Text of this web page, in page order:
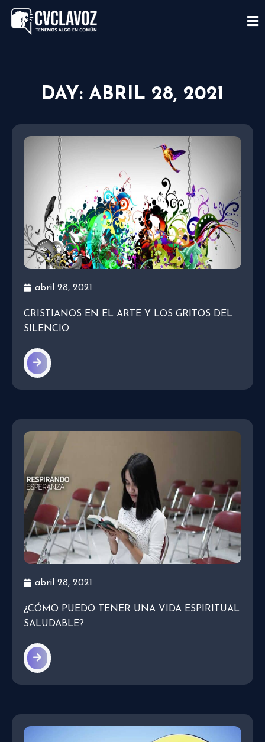
DAY: ABRIL 28, 2021
abril 28, 2021
CRISTIANOS EN EL ARTE Y LOS GRITOS DEL
SILENCIO
abril 28, 2021
¿CÓMO PUEDO TENER UNA VIDA ESPIRITUAL
SALUDABLE?